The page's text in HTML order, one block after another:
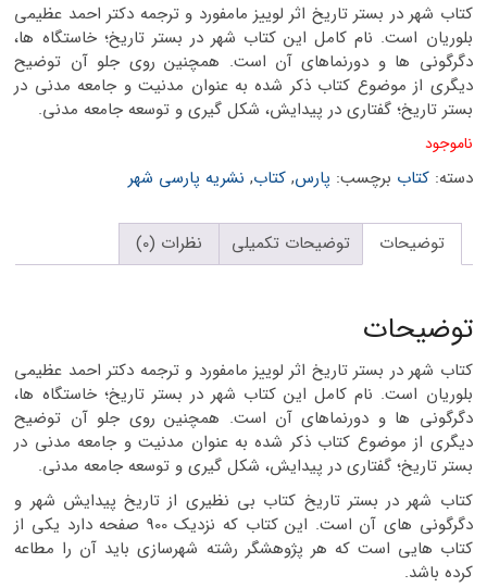
کتاب شهر در بستر تاریخ اثر لوییز مامفورد و ترجمه دکتر احمد عظیمی
بلوریان است. نام کامل این کتاب شهر در بستر تاریخ؛ خاستگاه ها،
دگرگونی ها و دورنماهای آن است. همچنین روی جلو آن توضیح
دیگری از موضوع کتاب ذکر شده به عنوان مدنیت و جامعه مدنی در
بستر تاریخ؛ گفتاری در پیدایش، شکل گیری و توسعه جامعه مدنی.
ناموجود
دسته:کتاب برچسب: پارس,کتاب, نشریه پارسی شهر
توضیحات توضیحات تکمیلی نظرات (0)
توضیحات
کتاب شهر در بستر تاریخ اثر لوییز مامفورد و ترجمه دکتر احمد عظیمی
بلوریان است. نام کامل این کتاب شهر در بستر تاریخ؛ خاستگاه ها،
دگرگونی ها و دورنماهای آن است. همچنین روی جلو آن توضیح
دیگری از موضوع کتاب ذکر شده به عنوان مدنیت و جامعه مدنی در
بستر تاریخ؛ گفتاری در پیدایش، شکل گیری و توسعه جامعه مدنی.
کتاب شهر در بستر تاریخ کتاب بی نظیری از تاریخ پیدایش شهر و
دگرگونی های آن است. این کتاب که نزدیک 900 صفحه دارد یکی از
کتاب هایی است که هر پژوهشگر رشته شهرسازی باید آن را مطاعه
کرده باشد.